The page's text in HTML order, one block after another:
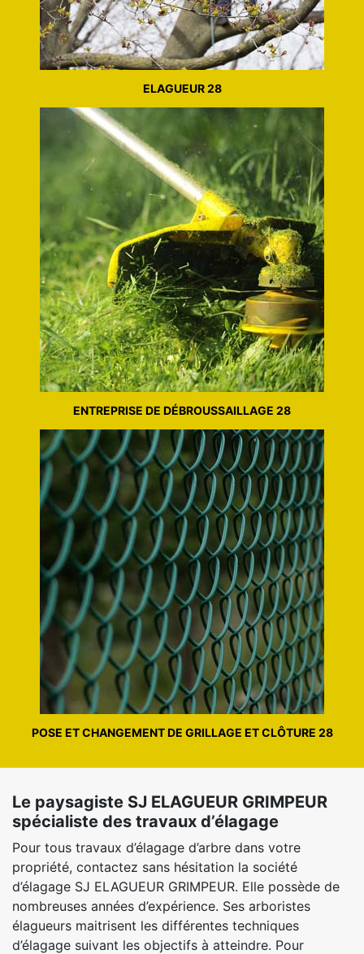
ELAGUEUR 28
ENTREPRISE DE DÉBROUSSAILLAGE 28
POSE ET CHANGEMENT DE GRILLAGE ET CLÔTURE 28
Le paysagiste SJ ELAGUEUR GRIMPEUR
spécialiste des travaux d’élagage
Pour tous travaux d’élagage d’arbre dans votre
propriété, contactez sans hésitation la société
d’élagage SJ ELAGUEUR GRIMPEUR. Elle possède de
nombreuses années d’expérience. Ses arboristes
élagueurs maitrisent les différentes techniques
d’élagage suivant les objectifs à atteindre. Pour